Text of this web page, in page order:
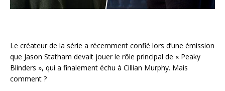
Le créateur de la série a récemment confié lors d’une émission
que Jason Statham devait jouer le rôle principal de « Peaky
Blinders », qui a finalement échu à Cillian Murphy. Mais
comment ?